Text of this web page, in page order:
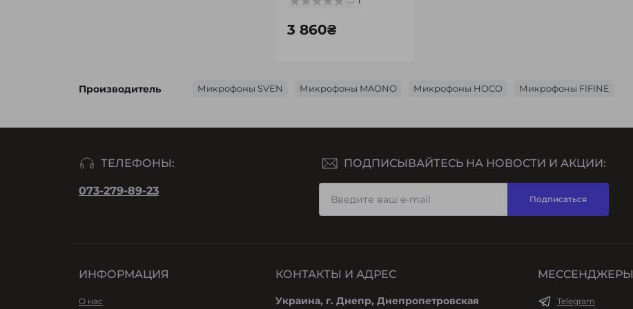
3 860₴
Производитель Микрофоны SVEN Микрофоны MAONO Микрофоны HOCO Микрофоны FIFINE
ТЕЛЕФОНЫ:
073-279-89-23
ПОДПИСЫВАЙТЕСЬ НА НОВОСТИ И АКЦИИ:
Подписаться
ИНФОРМАЦИЯ
О нас
КОНТАКТЫ И АДРЕС
Украина, г. Днепр, Днепропетровская
МЕССЕНДЖЕРЫ
Telegram